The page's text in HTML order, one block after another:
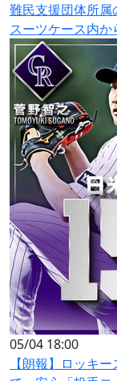
難民支援団体所
スーツケース内
05/04 18:00
【朗報】ロッキ